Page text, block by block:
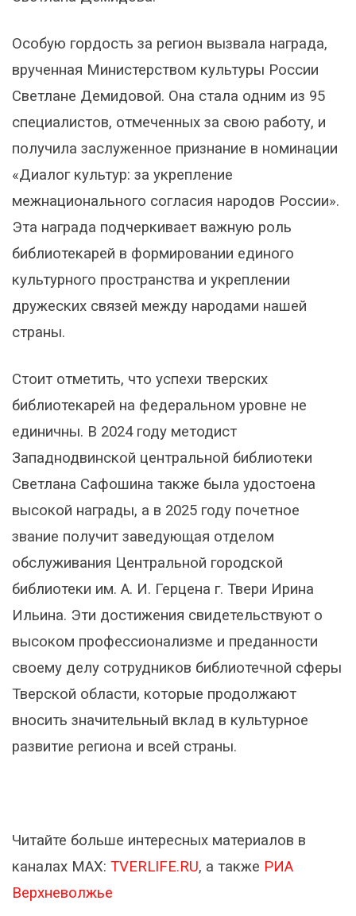
Особую гордость за регион вызвала награда,
врученная Министерством культуры России
Светлане Демидовой. Она стала одним из 95
специалистов, отмеченных за свою работу, и
получила заслуженное признание в номинации
«Диалог культур: за укрепление
межнационального согласия народов России».
Эта награда подчеркивает важную роль
библиотекарей в формировании единого
культурного пространства и укреплении
дружеских связей между народами нашей
страны.
Стоит отметить, что успехи тверских
библиотекарей на федеральном уровне не
единичны. В 2024 году методист
Западнодвинской центральной библиотеки
Светлана Сафошина также была удостоена
высокой награды, а в 2025 году почетное
звание получит заведующая отделом
обслуживания Центральной городской
библиотеки им. А. И. Герцена г. Твери Ирина
Ильина. Эти достижения свидетельствуют о
высоком профессионализме и преданности
своему делу сотрудников библиотечной сферы
Тверской области, которые продолжают
вносить значительный вклад в культурное
развитие региона и всей страны.
Читайте больше интересных материалов в
каналах МАХ: TVERLIFE.RU, а также РИА
Верхневолжье